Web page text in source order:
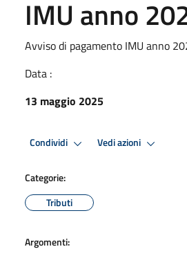
IMU anno
Avviso di pagamento IMU anno
Data :
13 maggio 2025
Condividi Vedi azioni
Categorie:
Tributi
Argomenti: